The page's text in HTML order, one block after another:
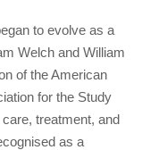
to evolve as a
Welch and William
of the American
for the Study
treatment, and
as a